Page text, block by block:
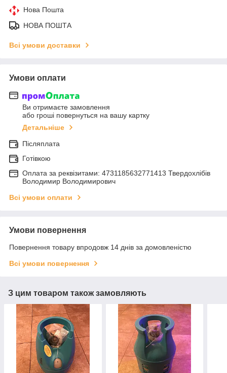
Нова Пошта
НОВА ПОШТА
Всі умови доставки
Умови оплати
Ви отримаєте замовлення
або гроші повернуться на вашу картку
Детальніше
Післяплата
Готівкою
Оплата за реквізитами: 4731185632771413 Твердохлібів
Володимир Володимирович
Всі умови оплати
Умови повернення
Повернення товару впродовж 14 днів за домовленістю
Всі умови повернення
З цим товаром також замовляють